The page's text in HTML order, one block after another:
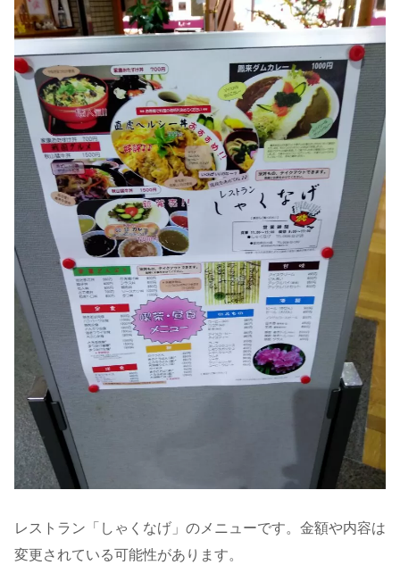
レストラン「しゃくなげ」のメニューです。金額や内容は
変更されている可能性があります。